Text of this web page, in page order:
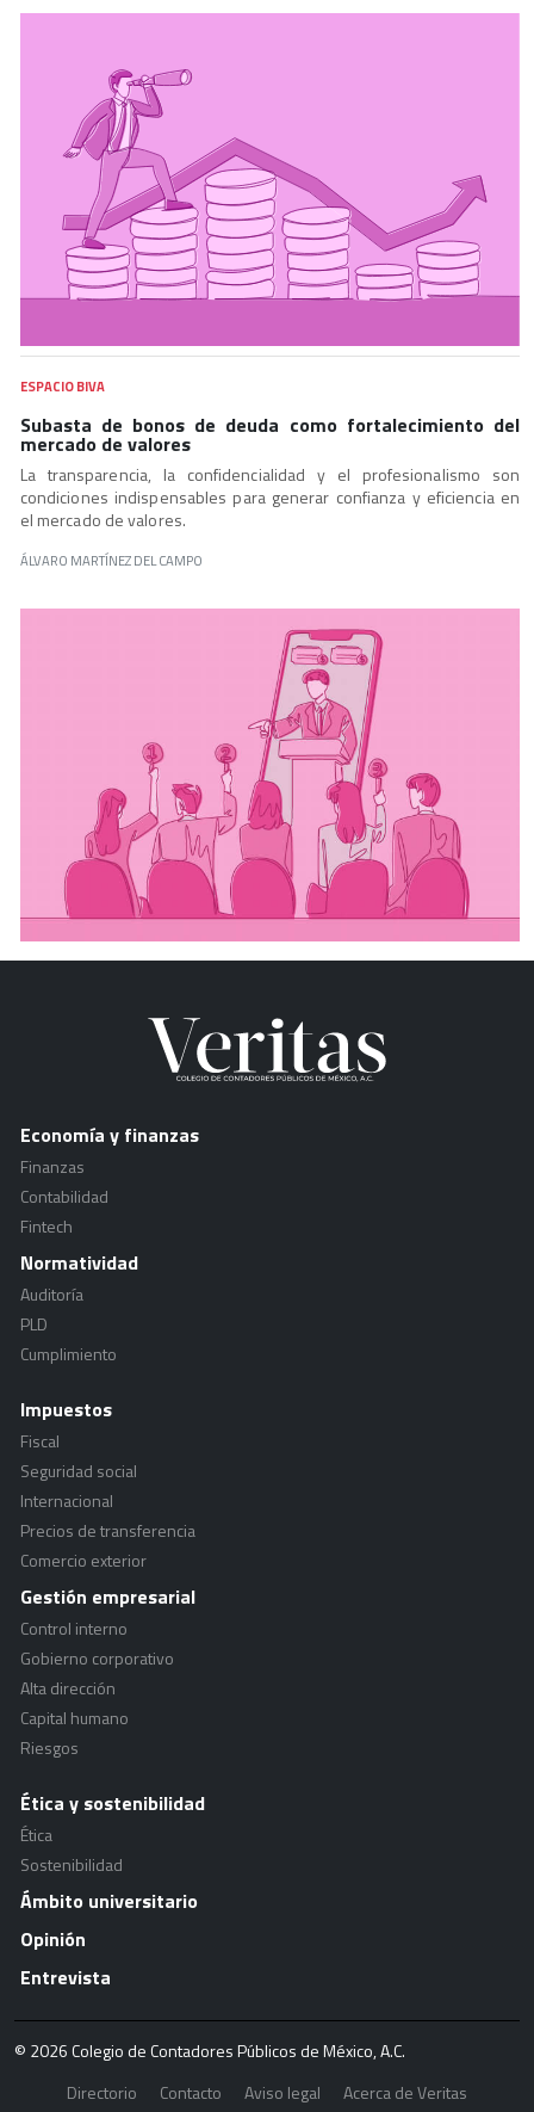
ESPACIO BIVA
Subasta de bonos de deuda como fortalecimiento del
mercado de valores
La transparencia, la confidencialidad y el profesionalismo son
condiciones indispensables para generar confianza y eficiencia en
el mercado de valores.
ÁLVARO MARTÍNEZ DEL CAMPO
Economía y finanzas
Finanzas
Contabilidad
Fintech
Normatividad
Auditoría
PLD
Cumplimiento
Impuestos
Fiscal
Seguridad social
Internacional
Precios de transferencia
Comercio exterior
Gestión empresarial
Control interno
Gobierno corporativo
Alta dirección
Capital humano
Riesgos
Ética y sostenibilidad
Ética
Sostenibilidad
Ámbito universitario
Opinión
Entrevista
© 2026 Colegio de Contadores Públicos de México, A.C.
Directorio
Contacto Aviso legal Acerca de Veritas